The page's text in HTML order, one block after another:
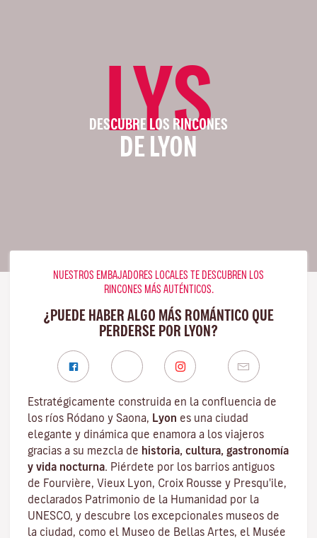
LYS
DESCUBRE LOS RINCONES
DE LYON
NUESTROS EMBAJADORES LOCALES TE DESCUBREN LOS
RINCONES MÁS AUTÉNTICOS.
¿PUEDE HABER ALGO MÁS ROMÁNTICO QUE
PERDERSE POR LYON?
Estratégicamente construida en la confluencia de
los ríos Ródano y Saona, Lyon es una ciudad
elegante y dinámica que enamora a los viajeros
gracias a su mezcla de historia, cultura, gastronomía
y vida nocturna. Piérdete por los barrios antiguos
de Fourvière, Vieux Lyon, Croix Rousse y Presqu'ile,
declarados Patrimonio de la Humanidad por la
UNESCO, y descubre los excepcionales museos de
la ciudad , como el Museo de Bellas Artes, el Musée